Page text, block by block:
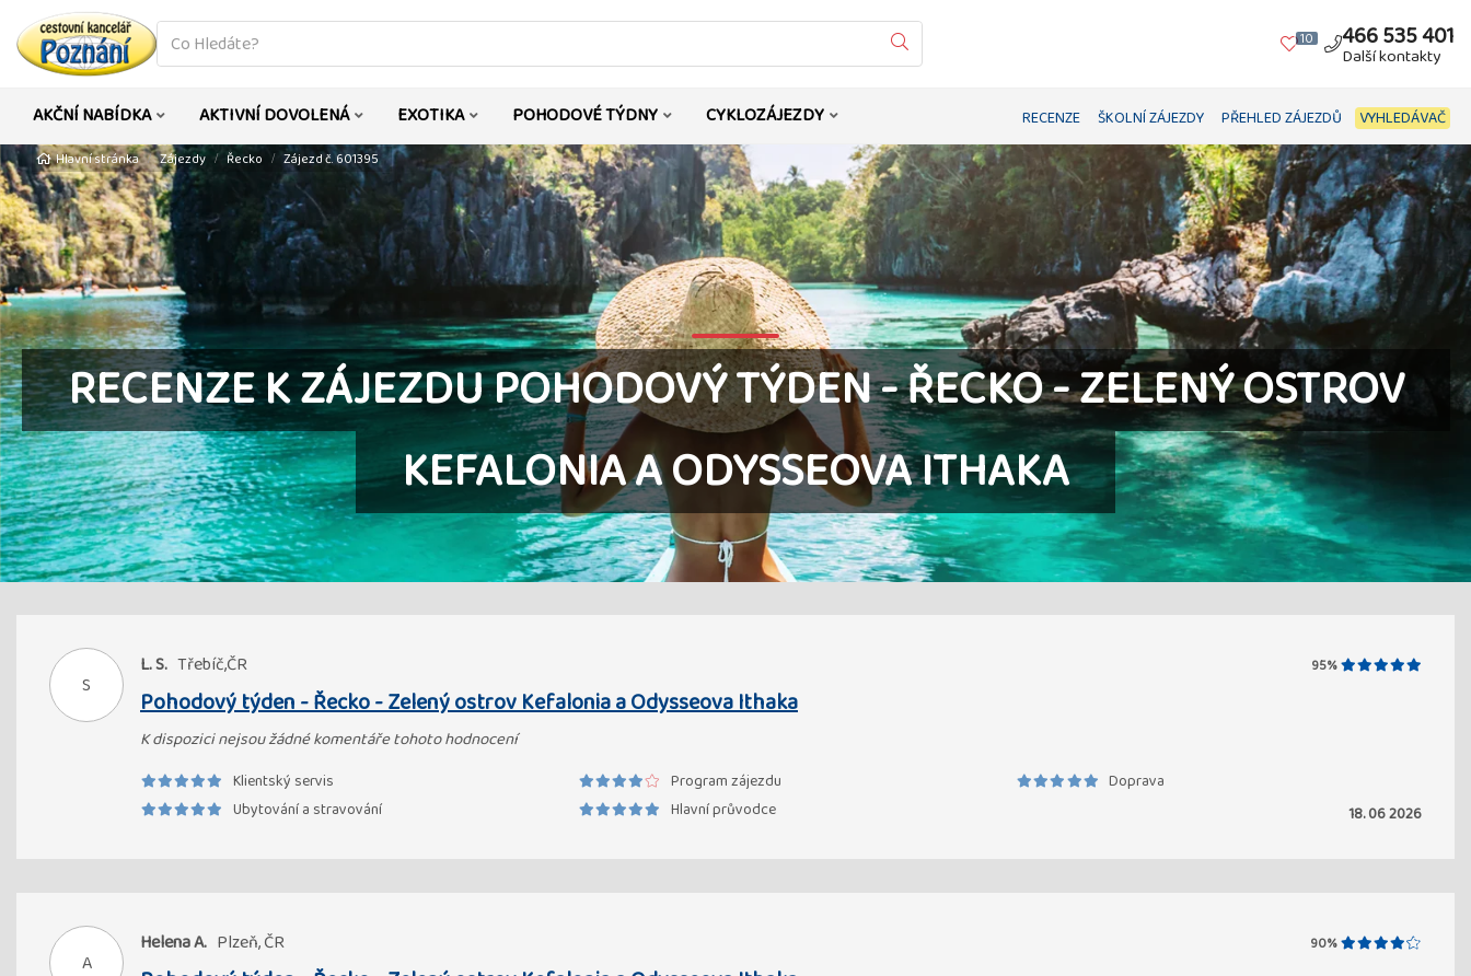
co
hledáte
Vyhledat 10 466 535 401
Další kontakty
AKČNÍ NABÍDKA AKTIVNÍ DOVOLENÁ EXOTIKA POHODOVÉ TÝDNY CYKLOZÁJEZDY RECENZE ŠKOLNÍ ZÁJEZDY PŘEHLED ZÁJEZDŮ VYHLEDÁVAČ
Hlavní stránka Zájezdy Řecko Zájezd č. 601395
RECENZE K ZÁJEZDU POHODOVÝ TÝDEN - ŘECKO - ZELENÝ OSTROV
KEFALONIA A ODYSSEOVA ITHAKA
S
L. S. Třebíč,ČR 95%
Pohodový týden - Řecko - Zelený ostrov Kefalonia a Odysseova Ithaka
K dispozici nejsou žádné komentáře tohoto hodnocení
Klientský servis Program zájezdu
Doprava
Ubytování a stravování
Hlavní průvodce 18. 06 2026
A
Helena A. Plzeň, ČR 90%